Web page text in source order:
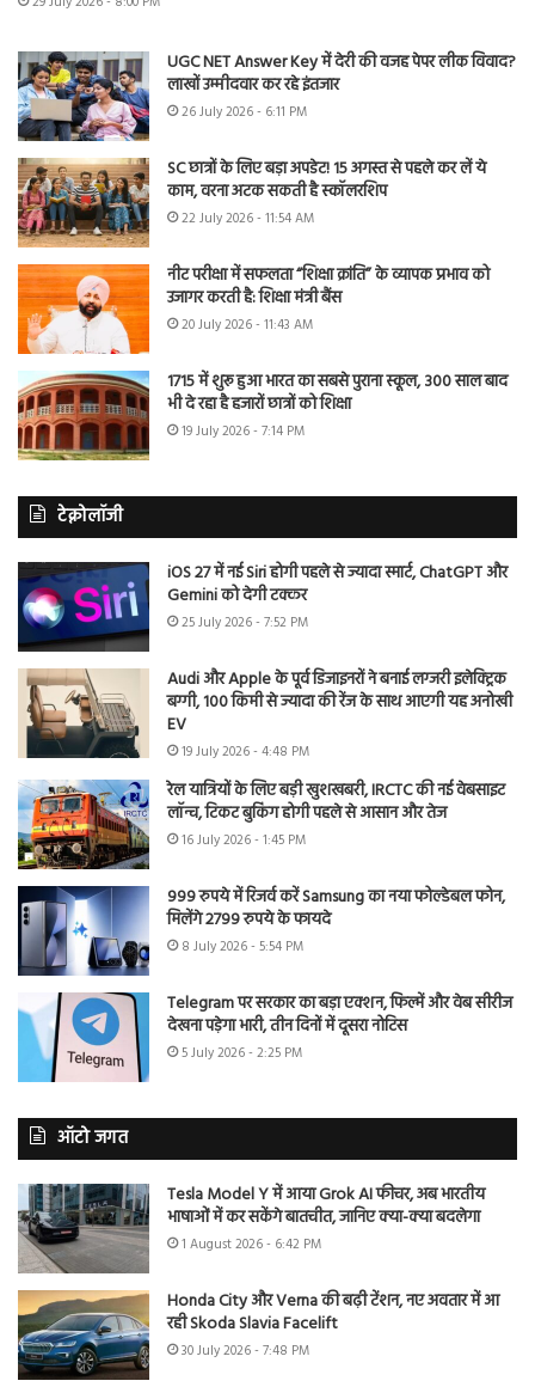
UGC NET Answer Key में देरी की वजह पेपर लीक विवाद?
लाखों उम्मीदवार कर रहे इंतजार
26 July 2026 - 6:11 PM
SC छात्रों के लिए बड़ा अपडेट! 15 अगस्त से पहले कर लें ये
काम, वरना अटक सकती है स्कॉलरशिप
22 July 2026 - 11:54 AM
नीट परीक्षा में सफलता “शिक्षा क्रांति” के व्यापक प्रभाव को
उजागर करती है: शिक्षा मंत्री बैंस
20 July 2026 - 11:43 AM
1715 में शुरू हुआ भारत का सबसे पुराना स्कूल, 300 साल बाद
भी दे रहा है हजारों छात्रों को शिक्षा
19 July 2026 - 7:14 PM
टेक्नोलॉजी
iOS 27 में नई Siri होगी पहले से ज्यादा स्मार्ट, ChatGPT और
Gemini को देगी टक्कर
25 July 2026 - 7:52 PM
Audi और Apple के पूर्व डिजाइनरों ने बनाई लग्जरी इलेक्ट्रिक
बग्गी, 100 किमी से ज्यादा की रेंज के साथ आएगी यह अनोखी
EV
19 July 2026 - 4:48 PM
रेल यात्रियों के लिए बड़ी खुशखबरी, IRCTC की नई वेबसाइट
लॉन्च, टिकट बुकिंग होगी पहले से आसान और तेज
16 July 2026 - 1:45 PM
999 रुपये में रिजर्व करें Samsung का नया फोल्डेबल फोन,
मिलेंगे 2799 रुपये के फायदे
8 July 2026 - 5:54 PM
Telegram पर सरकार का बड़ा एक्शन, फिल्में और वेब सीरीज
देखना पड़ेगा भारी, तीन दिनों में दूसरा नोटिस
5 July 2026 - 2:25 PM
ऑटो जगत
Tesla Model Y में आया Grok AI फीचर, अब भारतीय
भाषाओं में कर सकेंगे बातचीत, जानिए क्या-क्या बदलेगा
1 August 2026 - 6:42 PM
Honda City और Verna की बढ़ी टेंशन, नए अवतार में आ
रही Skoda Slavia Facelift
30 July 2026 - 7:48 PM